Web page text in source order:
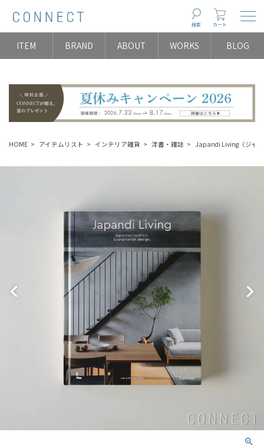
検索 カート
ITEM BRAND ABOUT WORKS BLOG
HOME アイテムリスト インテリア雑貨 洋書・雑誌 Japandi Living（ジャ